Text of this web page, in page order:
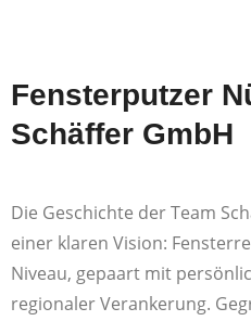
Fensterputzer
Schäffer GmbH
Die Geschichte der Team
einer klaren Vision:
Niveau, gepaart mit
regionaler Verankerung.